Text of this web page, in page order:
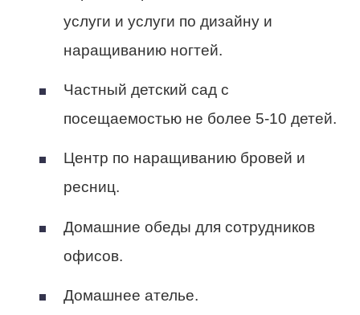
услуги и услуги по дизайну и
наращиванию ногтей.
Частный детский сад с
посещаемостью не более 5-10 детей.
Центр по наращиванию бровей и
ресниц.
Домашние обеды для сотрудников
офисов.
Домашнее ателье.